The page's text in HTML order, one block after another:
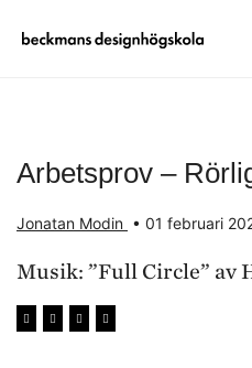
Arbetsprov –
Jonatan Modin • 01 februari
Musik: ”Full Circle” av